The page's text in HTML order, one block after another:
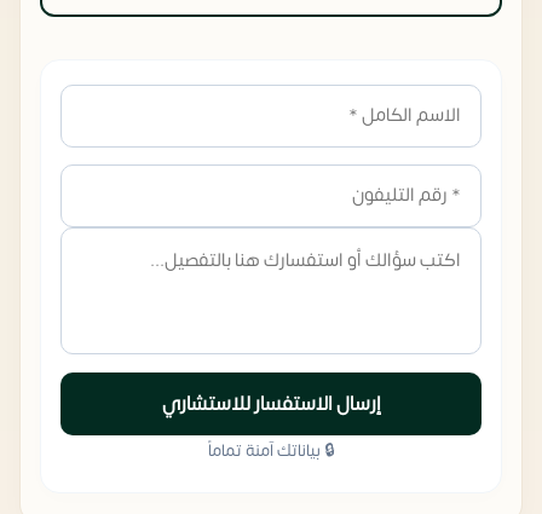
إرسال الاستفسار للاستشاري
🔒 بياناتك آمنة تماماً